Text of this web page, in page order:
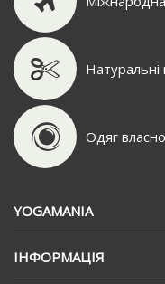
Натуральні
Одяг
YOGAMANIA
IНФОРМАЦIЯ